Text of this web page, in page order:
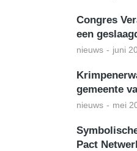
Congres
een
nieuws juni
gemeente
nieuws mei
Pact